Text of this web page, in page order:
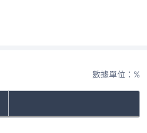
數據單位：%